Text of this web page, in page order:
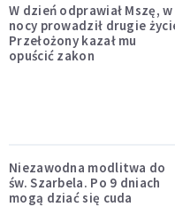
W dzień odprawiał Mszę, w
nocy prowadził drugie
Przełożony kazał mu
opuścić zakon
Niezawodna modlitwa do
św. Szarbela. Po 9 dniach
mogą dziać się cuda